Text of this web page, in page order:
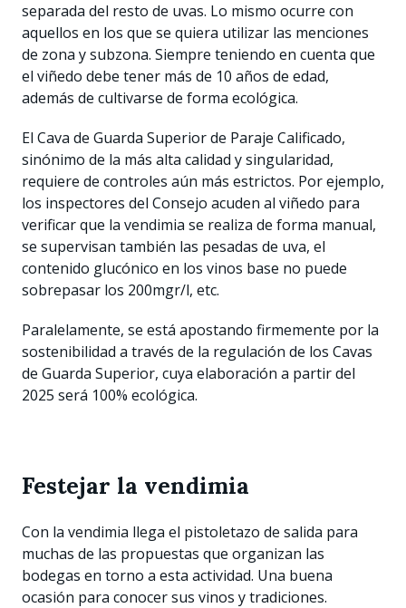
separada del resto de uvas. Lo mismo ocurre con
aquellos en los que se quiera utilizar las menciones
de zona y subzona. Siempre teniendo en cuenta que
el viñedo debe tener más de 10 años de edad,
además de cultivarse de forma ecológica.
El Cava de Guarda Superior de Paraje Calificado,
sinónimo de la más alta calidad y singularidad,
requiere de controles aún más estrictos. Por ejemplo,
los inspectores del Consejo acuden al viñedo para
verificar que la vendimia se realiza de forma manual,
se supervisan también las pesadas de uva, el
contenido glucónico en los vinos base no puede
sobrepasar los 200mgr/l, etc.
Paralelamente, se está apostando firmemente por la
sostenibilidad a través de la regulación de los Cavas
de Guarda Superior, cuya elaboración a partir del
2025 será 100% ecológica.
Festejar la vendimia
Con la vendimia llega el pistoletazo de salida para
muchas de las propuestas que organizan las
bodegas en torno a esta actividad. Una buena
ocasión para conocer sus vinos y tradiciones.